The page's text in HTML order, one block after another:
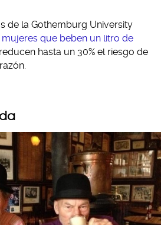
de la Gothemburg University
mujeres que beben un litro de
hasta un 30% el riesgo de